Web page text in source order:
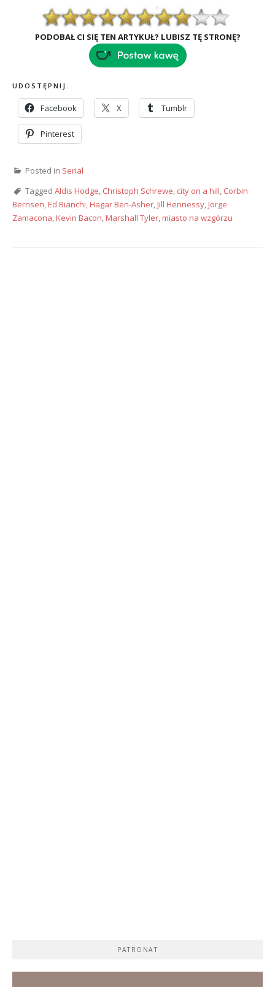
PODOBAŁ CI SIĘ TEN ARTYKUŁ? LUBISZ TĘ STRONĘ?
UDOSTĘPNIJ:
Facebook X Tumblr
Pinterest
Posted in Serial
Tagged Aldis Hodge Christoph Schrewe city on a hill Corbin
Bernsen Ed Bianchi Hagar Ben-Asher Jill Hennessy Jorge
Zamacona Kevin Bacon Marshall Tyler miasto na wzgórzu
PATRONAT